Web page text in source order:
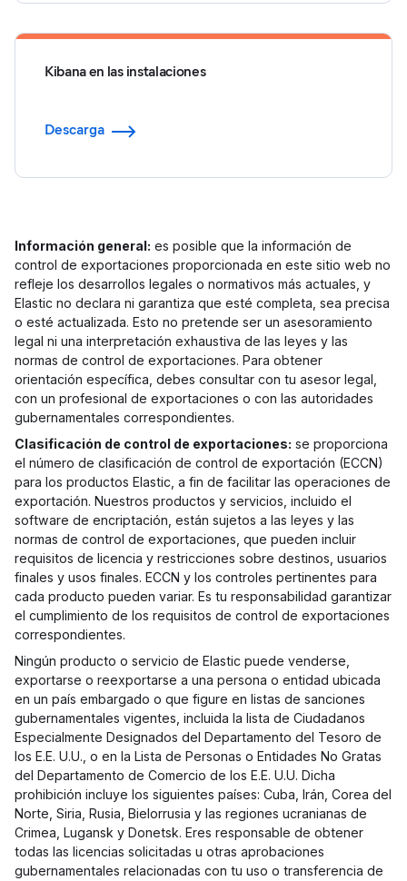
Kibana en las instalaciones
Descarga
Información general: es posible que la información de
control de exportaciones proporcionada en este sitio web no
refleje los desarrollos legales o normativos más actuales, y
Elastic no declara ni garantiza que esté completa, sea precisa
o esté actualizada. Esto no pretende ser un asesoramiento
legal ni una interpretación exhaustiva de las leyes y las
normas de control de exportaciones. Para obtener
orientación específica, debes consultar con tu asesor legal,
con un profesional de exportaciones o con las autoridades
gubernamentales correspondientes.
Clasificación de control de exportaciones: se proporciona
el número de clasificación de control de exportación (ECCN)
para los productos Elastic, a fin de facilitar las operaciones de
exportación. Nuestros productos y servicios, incluido el
software de encriptación, están sujetos a las leyes y las
normas de control de exportaciones, que pueden incluir
requisitos de licencia y restricciones sobre destinos, usuarios
finales y usos finales. ECCN y los controles pertinentes para
cada producto pueden variar. Es tu responsabilidad garantizar
el cumplimiento de los requisitos de control de exportaciones
correspondientes.
Ningún producto o servicio de Elastic puede venderse,
exportarse o reexportarse a una persona o entidad ubicada
en un país embargado o que figure en listas de sanciones
gubernamentales vigentes, incluida la lista de Ciudadanos
Especialmente Designados del Departamento del Tesoro de
los E.E. U.U., o en la Lista de Personas o Entidades No Gratas
del Departamento de Comercio de los E.E. U.U. Dicha
prohibición incluye los siguientes países: Cuba, Irán, Corea del
Norte, Siria, Rusia, Bielorrusia y las regiones ucranianas de
Crimea, Lugansk y Donetsk. Eres responsable de obtener
todas las licencias solicitadas u otras aprobaciones
gubernamentales relacionadas con tu uso o transferencia de